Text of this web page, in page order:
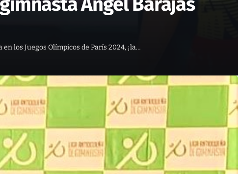
los Juegos Olímpicos de París 2024, ¡la…